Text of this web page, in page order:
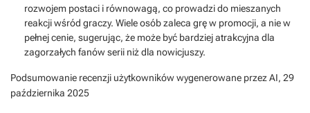
rozwojem postaci i równowagą, co prowadzi do mieszanych
reakcji wśród graczy. Wiele osób zaleca grę w promocji, a nie w
pełnej cenie, sugerując, że może być bardziej atrakcyjna dla
zagorzałych fanów serii niż dla nowicjuszy.
Podsumowanie recenzji użytkowników wygenerowane przez AI, 29
października 2025